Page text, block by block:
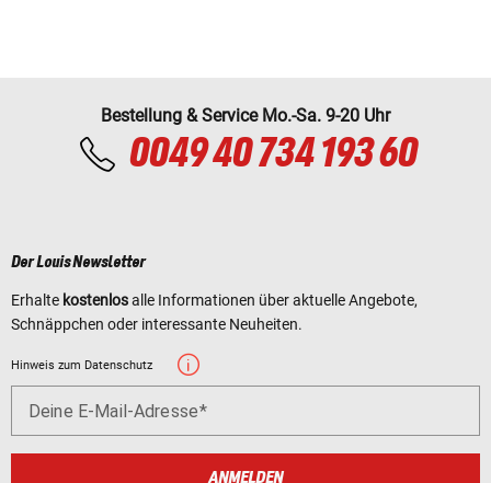
Bestellung & Service Mo.-Sa. 9-20 Uhr
0049 40 734 193 60
Der Louis Newsletter
Erhalte kostenlosalle Informationen über aktuelle Angebote,
Schnäppchen oder interessante Neuheiten.
Hinweis zum Datenschutz
Deine E-Mail-Adresse
ANMELDEN